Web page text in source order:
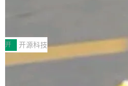
常维护操作，并完整支持 Iceberg V3
村国家自主创新示范区会议中心开幕
由中关村智联软件服务业质量创新联
“智构可信·质创未来——AI原生时代的
式”为主题，直面AI从实验室走向规
开 开源科技
让非法状态不可表示：一篇关于
有一种东西，一旦用过就回不去了。